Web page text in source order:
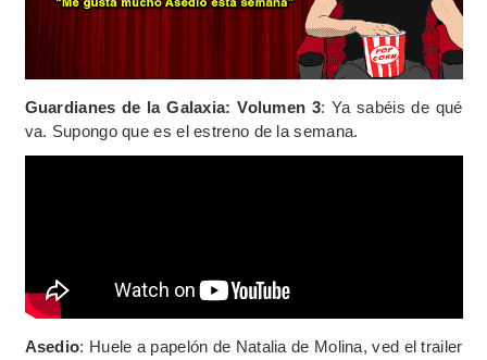
Guardianes de la Galaxia: Volumen 3: Ya sabéis de qué
va. Supongo que es el estreno de la semana.
Asedio: Huele a papelón de Natalia de Molina, ved el trailer